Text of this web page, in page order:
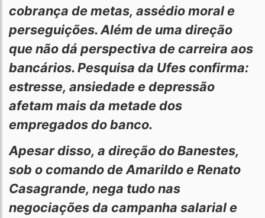
cobrança de metas, assédio moral e
perseguições. Além de uma direção
que não dá perspectiva de carreira aos
bancários. Pesquisa da Ufes confirma:
estresse, ansiedade e depressão
afetam mais da metade dos
empregados do banco.
Apesar disso, a direção do Banestes,
sob o comando de Amarildo e Renato
Casagrande, nega tudo nas
negociações da campanha salarial e